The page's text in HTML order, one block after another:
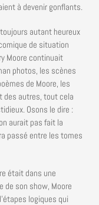
à devenir gonflants.
autant heureux
de situation
Moore continuait
photos, les scènes
de Moore, les
des autres, tout cela
Osons le dire :
aurait pas fait la
passé entre les tomes
était dans une
de son show, Moore
logiques qui